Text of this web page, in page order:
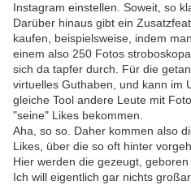
Instagram einstellen. Soweit, so
Darüber hinaus gibt ein
kaufen, beispielsweise, indem
einem also 250 Fotos
sich da tapfer durch. Für die
virtuelles Guthaben, und kann im
gleiche Tool andere Leute mit
"seine" Likes bekommen.
Aha, so so. Daher kommen also
Likes, über die so oft hinter
Hier werden die gezeugt,
Ich will eigentlich gar nichts